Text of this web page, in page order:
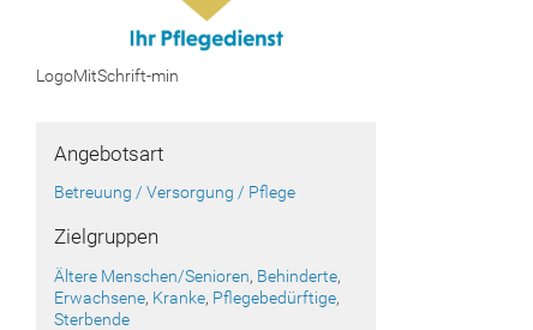
LogoMitSchrift-min
Angebotsart
Betreuung / Versorgung / Pflege
Zielgruppen
Ältere Menschen/Senioren, Behinderte,
Erwachsene, Kranke, Pflegebedürftige,
Sterbende